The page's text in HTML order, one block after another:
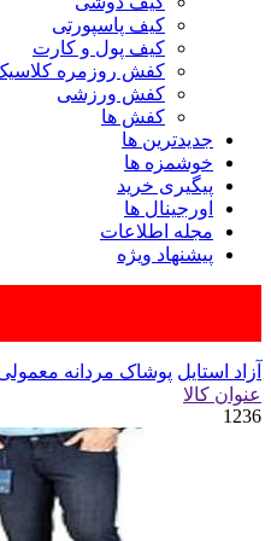
کیف پاسپورتی
کیف پول و کارت
کفش روزمره
کفش ورزشی
کفش ها
جدیدترین ها
خوشمزه ها
پیگیری خرید
اورجینال ها
مجله اطلاعات
پیشنهاد ویژه
آزاد استایل پوشاک مردانه
عنوان کالا
1236